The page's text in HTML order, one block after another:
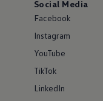
Social Media
Facebook
Instagram
YouTube
TikTok
LinkedIn